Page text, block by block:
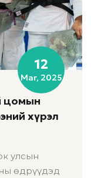
12
Mar, 2025
цомын
хүрэл
улсын
өдрүүдэд